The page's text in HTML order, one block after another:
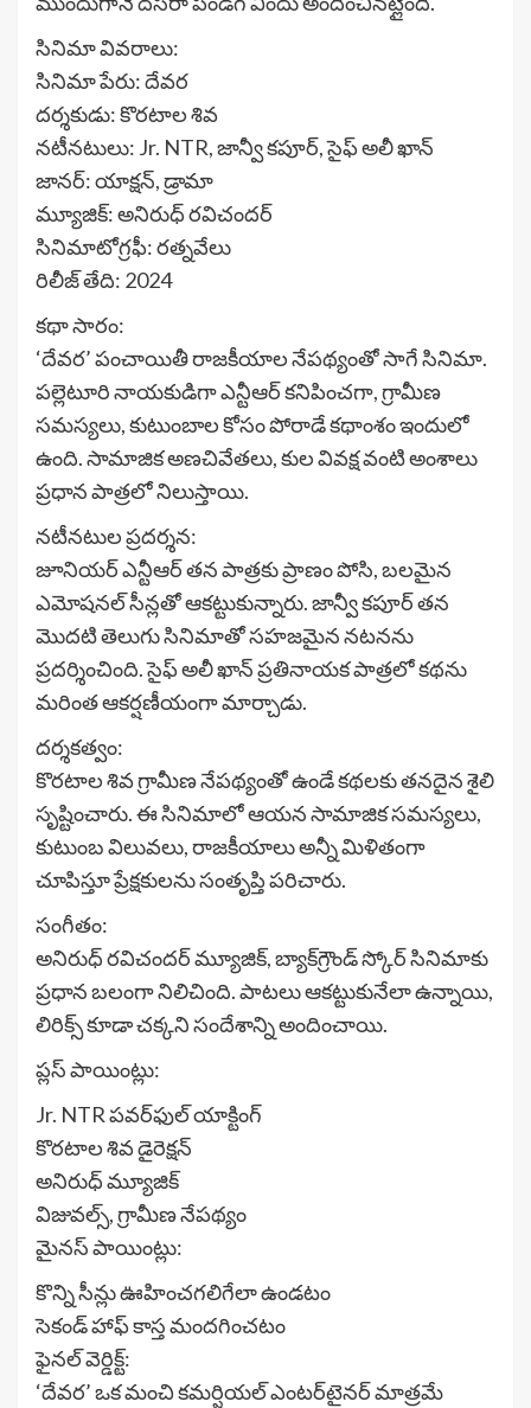
సినిమా వివరాలు:
సినిమా పేరు: దేవర
దర్శకుడు: కొరటాల శివ
నటీనటులు: Jr. NTR, జాన్వీ కపూర్, సైఫ్ అలీ ఖాన్
జానర్: యాక్షన్, డ్రామా
మ్యూజిక్: అనిరుధ్ రవిచందర్
సినిమాటోగ్రఫీ: రత్నవేలు
రిలీజ్ తేది: 2024
కథా సారం:
‘దేవర’ పంచాయితీ రాజకీయాల నేపథ్యంతో సాగే సినిమా.
పల్లెటూరి నాయకుడిగా ఎన్టీఆర్ కనిపించగా, గ్రామీణ
సమస్యలు, కుటుంబాల కోసం పోరాడే కథాంశం ఇందులో
ఉంది. సామాజిక అణచివేతలు, కుల వివక్ష వంటి అంశాలు
ప్రధాన పాత్రలో నిలుస్తాయి.
నటీనటుల ప్రదర్శన:
జూనియర్ ఎన్టీఆర్ తన పాత్రకు ప్రాణం పోసి, బలమైన
ఎమోషనల్ సీన్లతో ఆకట్టుకున్నారు. జాన్వీ కపూర్ తన
మొదటి తెలుగు సినిమాతో సహజమైన నటనను
ప్రదర్శించింది. సైఫ్ అలీ ఖాన్ ప్రతినాయక పాత్రలో కథను
మరింత ఆకర్షణీయంగా మార్చాడు.
దర్శకత్వం:
కొరటాల శివ గ్రామీణ నేపథ్యంతో ఉండే కథలకు తనదైన శైలి
సృష్టించారు. ఈ సినిమాలో ఆయన సామాజిక సమస్యలు,
కుటుంబ విలువలు, రాజకీయాలు అన్నీ మిళితంగా
చూపిస్తూ ప్రేక్షకులను సంతృప్తి పరిచారు.
సంగీతం:
అనిరుధ్ రవిచందర్ మ్యూజిక్, బ్యాక్‌గ్రౌండ్ స్కోర్ సినిమాకు
ప్రధాన బలంగా నిలిచింది. పాటలు ఆకట్టుకునేలా ఉన్నాయి,
లిరిక్స్ కూడా చక్కని సందేశాన్ని అందించాయి.
ప్లస్ పాయింట్లు:
Jr. NTR పవర్‌ఫుల్ యాక్టింగ్
కొరటాల శివ డైరెక్షన్
అనిరుధ్ మ్యూజిక్
విజువల్స్, గ్రామీణ నేపథ్యం
మైనస్ పాయింట్లు:
కొన్ని సీన్లు ఊహించగలిగేలా ఉండటం
సెకండ్ హాఫ్ కాస్త మందగించటం
ఫైనల్ వెర్డిక్ట్:
‘దేవర’ ఒక మంచి కమర్షియల్ ఎంటర్‌టైనర్ మాత్రమే